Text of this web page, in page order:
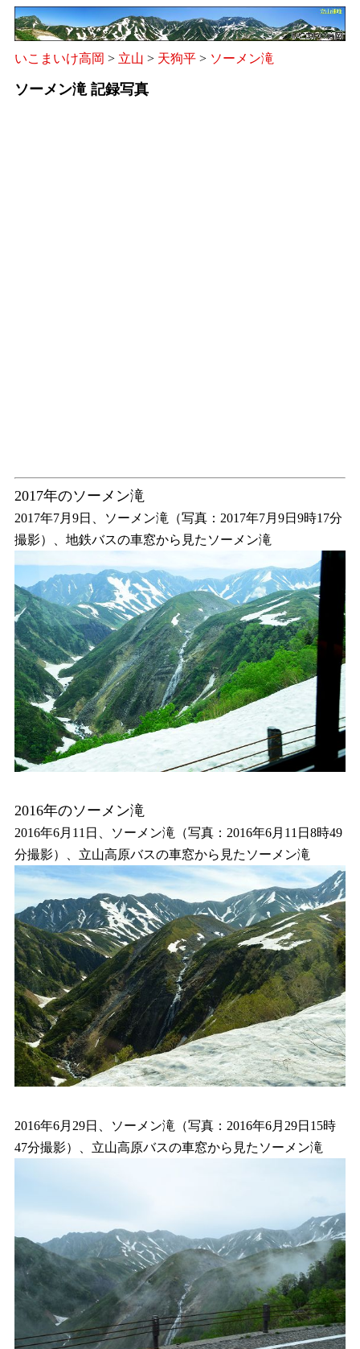
いこまいけ高岡 > 立山 > 天狗平 > ソーメン滝
ソーメン滝 記録写真
2017年のソーメン滝
2017年7月9日、ソーメン滝（写真：2017年7月9日9時17分
撮影）、地鉄バスの車窓から見たソーメン滝
2016年のソーメン滝
2016年6月11日、ソーメン滝（写真：2016年6月11日8時49
分撮影）、立山高原バスの車窓から見たソーメン滝
2016年6月29日、ソーメン滝（写真：2016年6月29日15時
47分撮影）、立山高原バスの車窓から見たソーメン滝